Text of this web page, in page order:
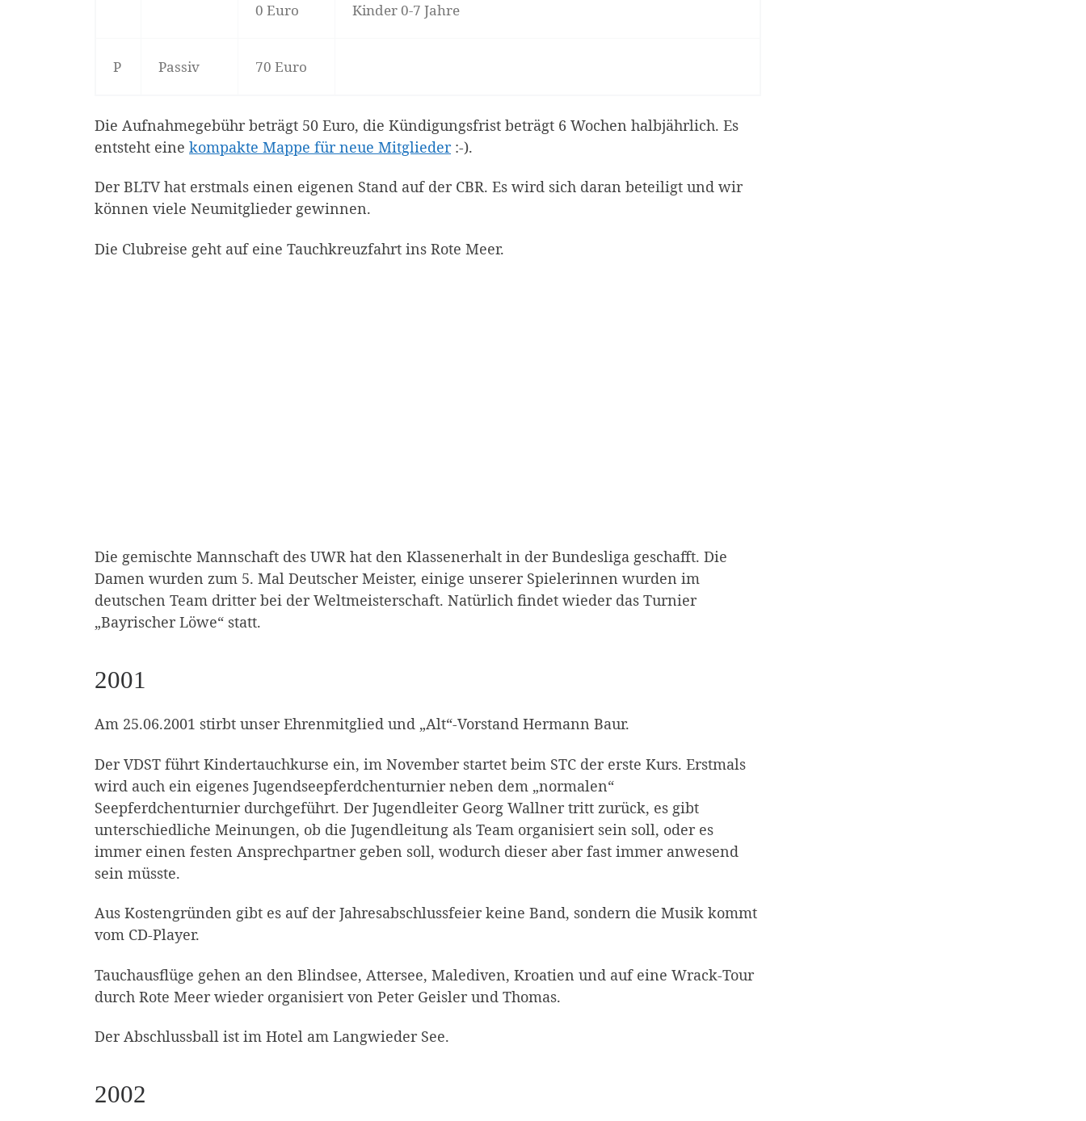
0 Euro Kinder 0-7 Jahre
P Passiv 70 Euro
Die Aufnahmegebühr beträgt 50 Euro, die Kündigungsfrist beträgt 6 Wochen halbjährlich. Es
entsteht eine kompakte Mappe für neue Mitglieder:-).
Der BLTV hat erstmals einen eigenen Stand auf der CBR. Es wird sich daran beteiligt und wir
können viele Neumitglieder gewinnen.
Die Clubreise geht auf eine Tauchkreuzfahrt ins Rote Meer.
Die gemischte Mannschaft des UWR hat den Klassenerhalt in der Bundesliga geschafft. Die
Damen wurden zum 5. Mal Deutscher Meister, einige unserer Spielerinnen wurden im
deutschen Team dritter bei der Weltmeisterschaft. Natürlich findet wieder das Turnier
„Bayrischer Löwe“ statt.
2001
Am 25.06.2001 stirbt unser Ehrenmitglied und „Alt“-Vorstand Hermann Baur.
Der VDST führt Kindertauchkurse ein, im November startet beim STC der erste Kurs. Erstmals
wird auch ein eigenes Jugendseepferdchenturnier neben dem „normalen“
Seepferdchenturnier durchgeführt. Der Jugendleiter Georg Wallner tritt zurück, es gibt
unterschiedliche Meinungen, ob die Jugendleitung als Team organisiert sein soll, oder es
immer einen festen Ansprechpartner geben soll, wodurch dieser aber fast immer anwesend
sein müsste.
Aus Kostengründen gibt es auf der Jahresabschlussfeier keine Band, sondern die Musik kommt
vom CD-Player.
Tauchausflüge gehen an den Blindsee, Attersee, Malediven, Kroatien und auf eine Wrack-Tour
durch Rote Meer wieder organisiert von Peter Geisler und Thomas.
Der Abschlussball ist im Hotel am Langwieder See.
2002